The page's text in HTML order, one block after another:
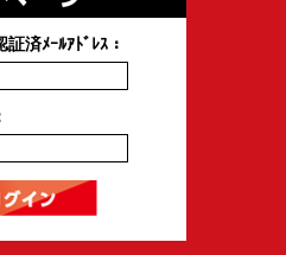
済ﾒｰﾙｱﾄﾞﾚｽ：